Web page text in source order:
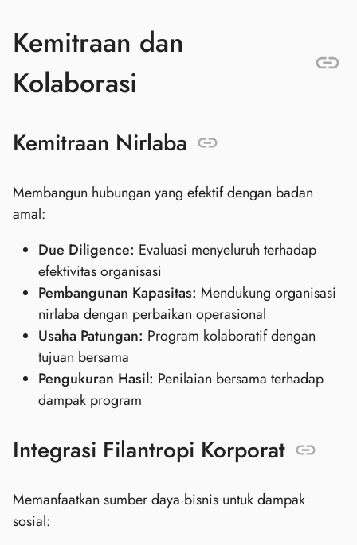
Kemitraan dan
Kolaborasi
Kemitraan Nirlaba
Membangun hubungan yang efektif dengan badan
amal:
Due Diligence: Evaluasi menyeluruh terhadap
efektivitas organisasi
Pembangunan Kapasitas: Mendukung organisasi
nirlaba dengan perbaikan operasional
Usaha Patungan: Program kolaboratif dengan
tujuan bersama
Pengukuran Hasil: Penilaian bersama terhadap
dampak program
Integrasi Filantropi Korporat
Memanfaatkan sumber daya bisnis untuk dampak
sosial: